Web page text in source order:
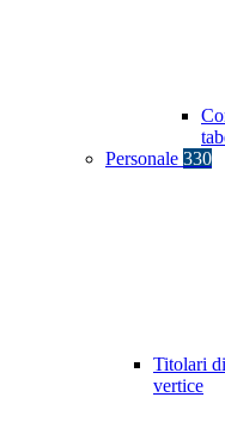
Personale 330
Titolari
vertice